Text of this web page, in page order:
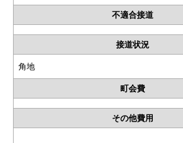
不適合接道
接道状況
角地
町会費
その他費用